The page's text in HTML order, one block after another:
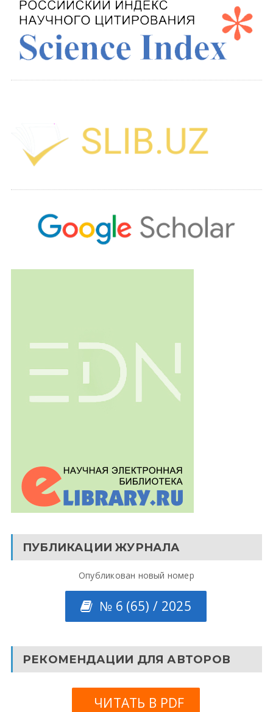
ПУБЛИКАЦИИ ЖУРНАЛА
Опубликован новый номер
№ 6 (65) / 2025
РЕКОМЕНДАЦИИ ДЛЯ АВТОРОВ
ЧИТАТЬ В PDF